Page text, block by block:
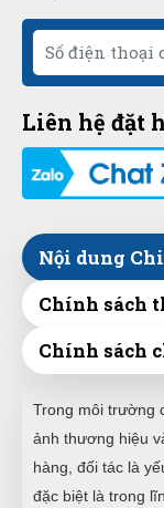
Liên hệ đặt
Nội dung
Chính sách
Chính sách
Trong môi trường
ảnh thương hiệu
hàng, đối tác là
đặc biệt là trong